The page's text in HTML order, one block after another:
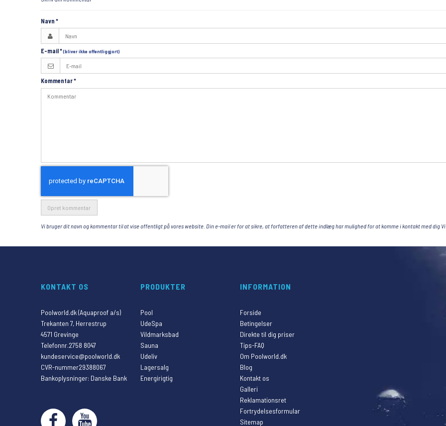
Navn *
E-mail*(bliver ikke offentliggjort)
Kommentar*
Opret kommentar
Vi bruger dit navn og kommentar til at vise offentligt på vores website. Din e-mail er for at sikre, at forfatteren af dette indlæg har mulighed for at komme i kontakt med dig Vi
KONTAKT OS
Poolworld.dk (Aquaproof a/s)
Trekanten 7, Herrestrup
4571 Grevinge
Telefonnr.2758 8047
kundeservice@poolworld.dk
CVR-nummer29388067
Bankoplysninger: Danske Bank
PRODUKTER
Pool
UdeSpa
Vildmarksbad
Sauna
Udeliv
Lagersalg
Energirigtig
INFORMATION
Forside
Betingelser
Direkte til dig priser
Tips-FAQ
Om Poolworld.dk
Blog
Kontakt os
Galleri
Reklamationsret
Fortrydelsesformular
Sitemap